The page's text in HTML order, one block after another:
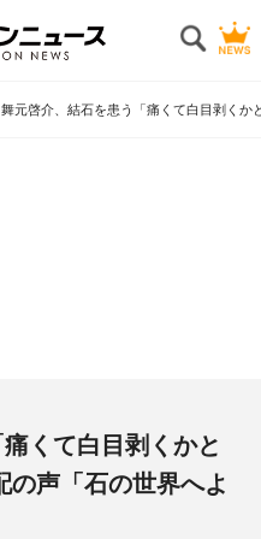
舞元啓介、結石を患う「痛くて白目剥く
くて白目剥くかと
声「石の世界へよ